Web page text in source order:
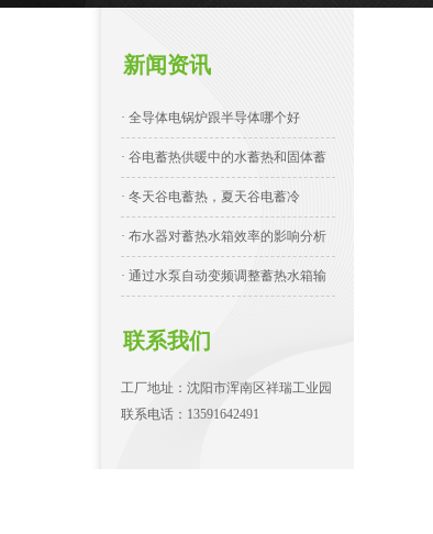
新闻资讯
· 全导体电锅炉跟半导体哪个好
· 谷电蓄热供暖中的水蓄热和固体蓄
· 冬天谷电蓄热，夏天谷电蓄冷
· 布水器对蓄热水箱效率的影响分析
· 通过水泵自动变频调整蓄热水箱输
联系我们
工厂地址：沈阳市浑南区祥瑞工业园
联系电话：13591642491